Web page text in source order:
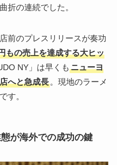
折の連続でした。
前のプレスリリースが奏功
もの売上を達成する大ヒッ
NY」は早くも ニューヨ
へと急成長。現地のラーメ
す。
が海外での成功の鍵